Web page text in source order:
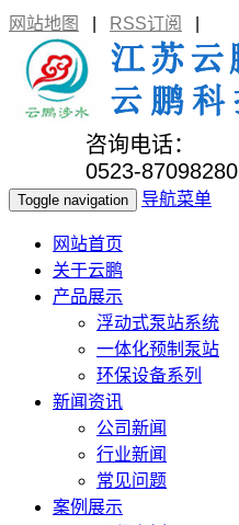
网站地图 RSS订阅
咨询电话：
0523-87098280
Toggle navigation 导航菜单
网站首页
关于云鹏
产品展示
浮动式泵站系统
一体化预制泵站
环保设备系列
新闻资讯
公司新闻
行业新闻
常见问题
案例展示